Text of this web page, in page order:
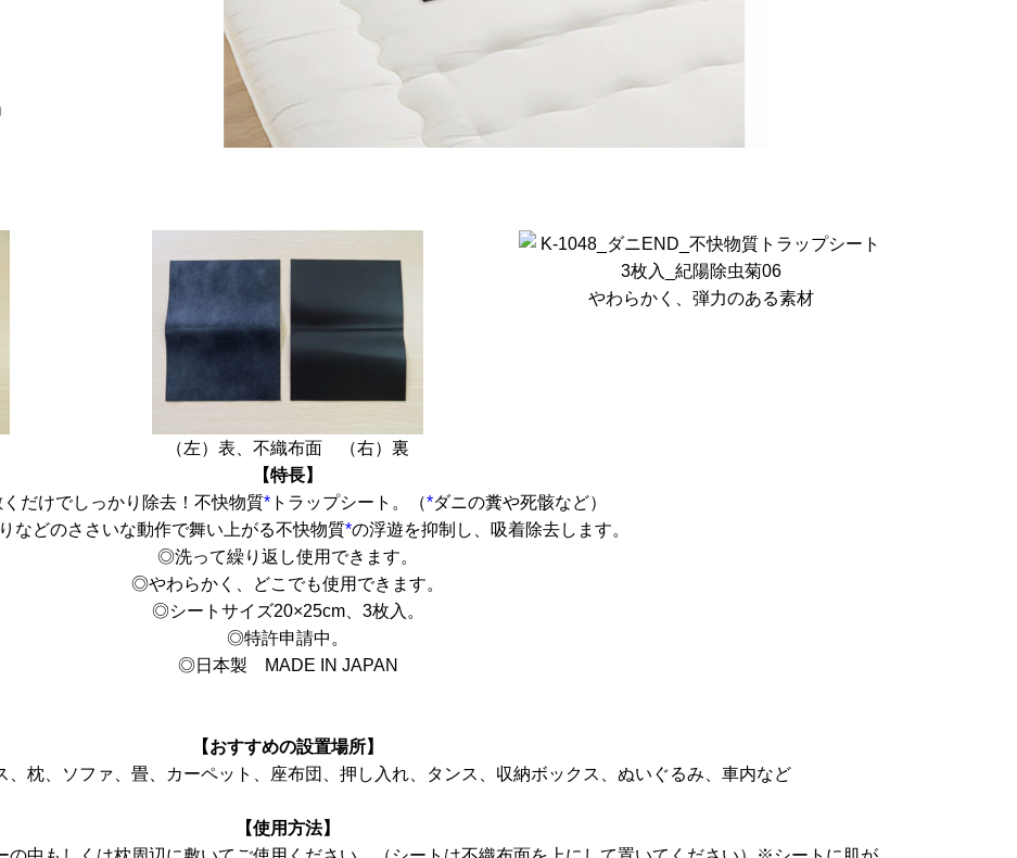
（左）表、不織布面 （右）裏
やわらかく、弾力のある素材
【特長】
だけでしっかり除去！不快物質* トラップシート。（*ダニの糞や死骸など）
などのささいな動作で舞い上がる不快物質*の浮遊を抑制し、吸着除去します。
◎洗って繰り返し使用できます。
◎やわらかく、どこでも使用できます。
◎シートサイズ20×25cm、3枚入。
◎特許申請中。
◎日本製 MADE IN JAPAN
【おすすめの設置場所】
、枕、ソファ、畳、カーペット、座布団、押し入れ、タンス、収納ボックス、ぬいぐるみ、車内など
【使用方法】